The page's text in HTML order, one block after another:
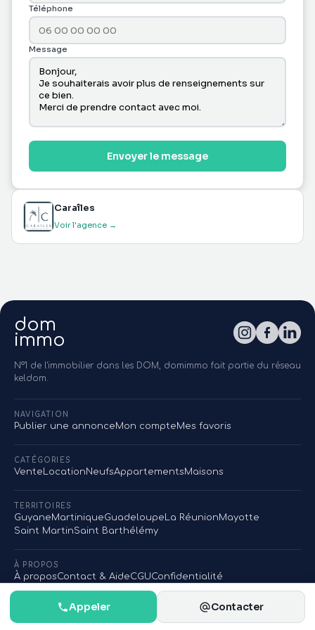
Téléphone
Message
Envoyer le message
Caraîles
Voir l'agence →
Appeler Contacter
dom
immo
N°1 de l'immobilier dans les DOM, domimmo fait partie du réseau
keldom.
NAVIGATION
Publier une annonceMon compteMes favoris
CATÉGORIES
Vente LocationNeufsAppartementsMaisons
TERRITOIRES
GuyaneMartiniqueGuadeloupe La RéunionMayotte
Saint MartinSaint Barthélémy
À PROPOS
À proposContact & AideCGUConfidentialité